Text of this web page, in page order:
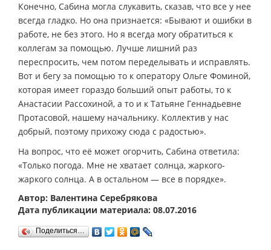
Конечно, Сабина могла слукавить, сказав, что все у нее
всегда гладко. Но она признается: «Бывают и ошибки в
работе, не без этого. Но я всегда могу обратиться к
коллегам за помощью. Лучше лишний раз
переспросить, чем потом переделывать и исправлять.
Вот и бегу за помощью то к оператору Ольге Фоминой,
которая имеет гораздо больший опыт работы, то к
Анастасии Рассохиной, а то и к Татьяне Геннадьевне
Протасовой, нашему начальнику. Коллектив у нас
добрый, поэтому прихожу сюда с радостью».
На вопрос, что её может огорчить, Сабина ответила:
«Только погода. Мне не хватает солнца, жаркого-
жаркого солнца. А в остальном — все в порядке».
Автор: Валентина Серебрякова
Дата публикации материала: 08.07.2016
Поделиться…